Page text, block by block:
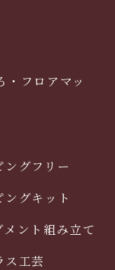
フロアマッ
グフリー
グキット
ント組み立て
ス工芸